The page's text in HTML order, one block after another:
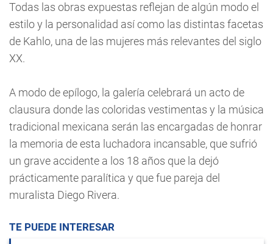
Todas las obras expuestas reflejan de algún modo el
estilo y la personalidad así como las distintas facetas
de Kahlo, una de las mujeres más relevantes del siglo
XX.
A modo de epílogo, la galería celebrará un acto de
clausura donde las coloridas vestimentas y la música
tradicional mexicana serán las encargadas de honrar
la memoria de esta luchadora incansable, que sufrió
un grave accidente a los 18 años que la dejó
prácticamente paralítica y que fue pareja del
muralista Diego Rivera.
TE PUEDE INTERESAR